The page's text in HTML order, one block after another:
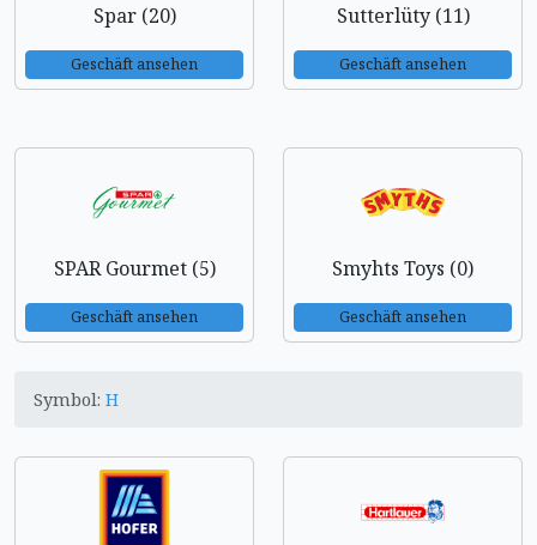
Spar (20)
Geschäft ansehen
Sutterlüty (11)
Geschäft ansehen
SPAR Gourmet (5)
Geschäft ansehen
Smyhts Toys (0)
Geschäft ansehen
Symbol: H